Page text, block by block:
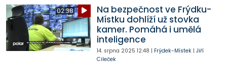
02:38
Na bezpečnost ve Frýdku-
Místku dohlíží už stovka
kamer. Pomáhá i umělá
inteligence
14. srpna 2025 12:48 | Frýdek-Místek| Jiří
Cileček